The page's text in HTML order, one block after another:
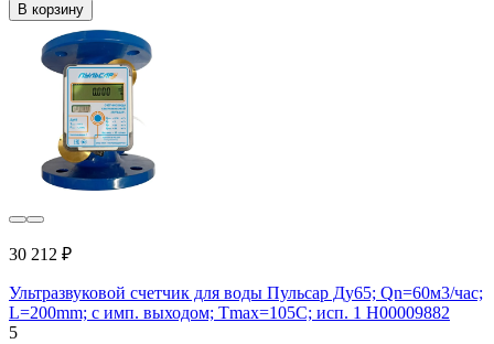
В корзину
30 212 ₽
Ультразвуковой счетчик для воды Пульсар Ду65; Qn=60м3/час;
L=200mm; с имп. выходом; Тmax=105С; исп. 1 Н00009882
5